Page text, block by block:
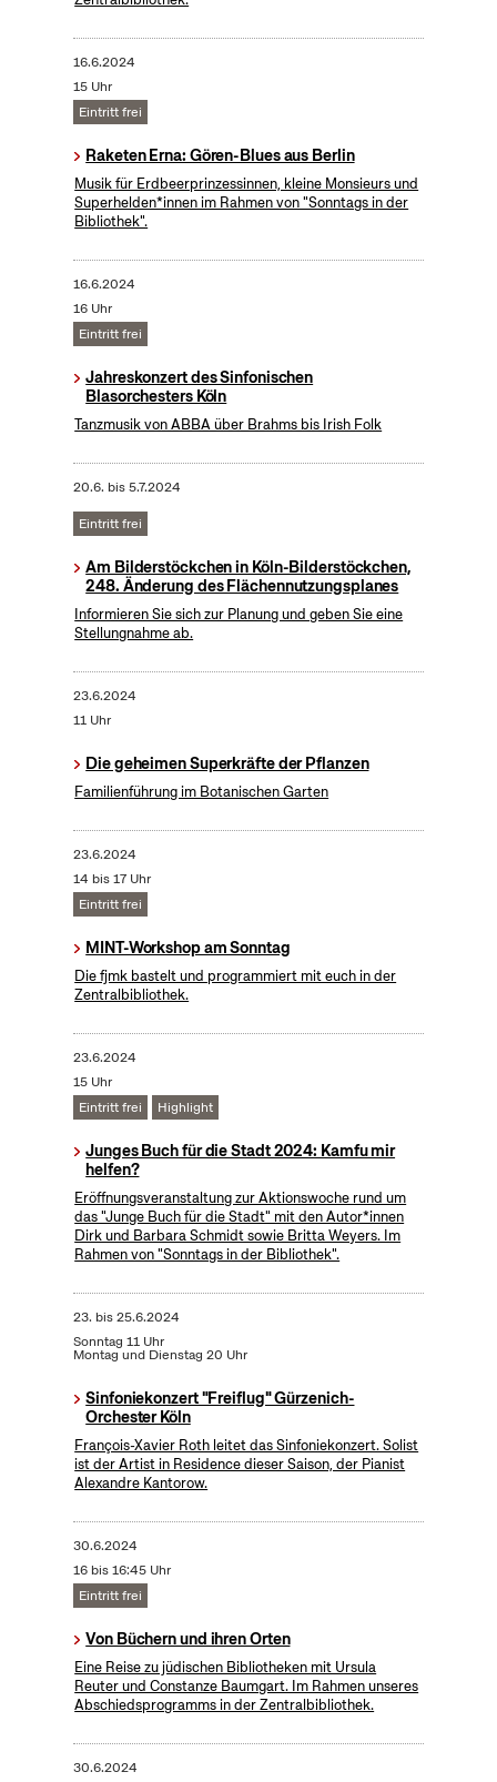
16.6.2024
15 Uhr
Eintritt frei
Raketen Erna: Gören-Blues aus Berlin
Musik für Erdbeerprinzessinnen, kleine Monsieurs und
Superhelden*innen im Rahmen von "Sonntags in der
Bibliothek".
16.6.2024
16 Uhr
Eintritt frei
Jahreskonzert des Sinfonischen
Blasorchesters Köln
Tanzmusik von ABBA über Brahms bis Irish Folk
20.6. bis5.7.2024
Eintritt frei
Am Bilderstöckchen in Köln-Bilderstöckchen,
248. Änderung des Flächennutzungsplanes
Informieren Sie sich zur Planung und geben Sie eine
Stellungnahme ab.
23.6.2024
11 Uhr
Die geheimen Superkräfte der Pflanzen
Familienführung im Botanischen Garten
23.6.2024
14 bis 17 Uhr
Eintritt frei
MINT-Workshop am Sonntag
Die fjmk bastelt und programmiert mit euch in der
Zentralbibliothek.
23.6.2024
15 Uhr
Eintritt frei
Highlight
Junges Buch für die Stadt 2024: Kamfu mir
helfen?
Eröffnungsveranstaltung zur Aktionswoche rund um
das "Junge Buch für die Stadt" mit den Autor*innen
Dirk und Barbara Schmidt sowie Britta Weyers. Im
Rahmen von "Sonntags in der Bibliothek".
23. bis25.6.2024
Sonntag 11 Uhr
Montag und Dienstag 20 Uhr
Sinfoniekonzert "Freiflug" Gürzenich-
Orchester Köln
François-Xavier Roth leitet das Sinfoniekonzert. Solist
ist der Artist in Residence dieser Saison, der Pianist
Alexandre Kantorow.
30.6.2024
16 bis 16:45 Uhr
Eintritt frei
Von Büchern und ihren Orten
Eine Reise zu jüdischen Bibliotheken mit Ursula
Reuter und Constanze Baumgart. Im Rahmen unseres
Abschiedsprogramms in der Zentralbibliothek.
30.6.2024